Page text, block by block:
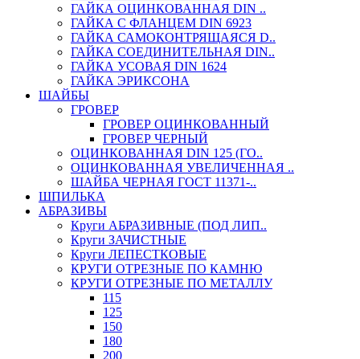
ГАЙКА ОЦИНКОВАННАЯ DIN ..
ГАЙКА С ФЛАНЦЕМ DIN 6923
ГАЙКА САМОКОНТРЯЩАЯСЯ D..
ГАЙКА СОЕДИНИТЕЛЬНАЯ DIN..
ГАЙКА УСОВАЯ DIN 1624
ГАЙКА ЭРИКСОНА
ШАЙБЫ
ГРОВЕР
ГРОВЕР ОЦИНКОВАННЫЙ
ГРОВЕР ЧЕРНЫЙ
ОЦИНКОВАННАЯ DIN 125 (ГО..
ОЦИНКОВАННАЯ УВЕЛИЧЕННАЯ ..
ШАЙБА ЧЕРНАЯ ГОСТ 11371-..
ШПИЛЬКА
АБРАЗИВЫ
Круги АБРАЗИВНЫЕ (ПОД ЛИП..
Круги ЗАЧИСТНЫЕ
Круги ЛЕПЕСТКОВЫЕ
КРУГИ ОТРЕЗНЫЕ ПО КАМНЮ
КРУГИ ОТРЕЗНЫЕ ПО МЕТАЛЛУ
115
125
150
180
200